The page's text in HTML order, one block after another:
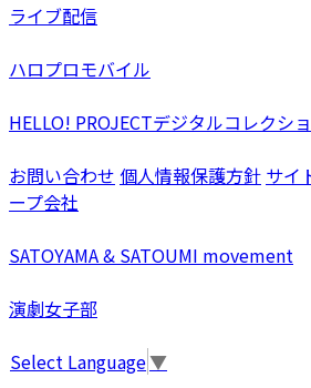
ライブ配信
ハロプロモバイル
HELLO! PROJECTデジタルコレクシ
お問い合わせ 個人情報保護方針 サイ
ープ会社
SATOYAMA & SATOUMI movement
演劇女子部
Select Language▼